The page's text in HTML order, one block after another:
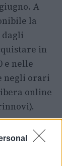
A
la
in
e nelle
negli orari
online
Rimini
con